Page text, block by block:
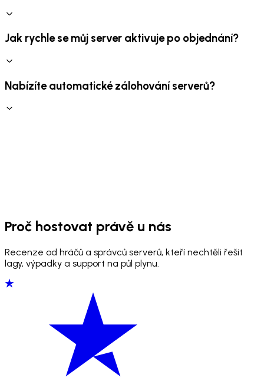
Jak rychle se můj server aktivuje po objednání?
Nabízíte automatické zálohování serverů?
Proč hostovat právě u nás
Recenze od hráčů a správců serverů, kteří nechtěli řešit
lagy, výpadky a support na půl plynu.